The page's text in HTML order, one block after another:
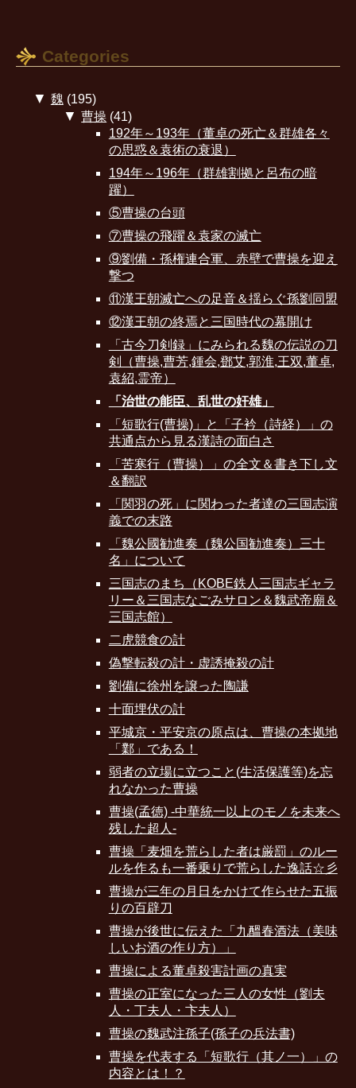
Categories
▼ 魏 (195)
▼ 曹操 (41)
192年～193年（董卓の死亡＆群雄各々
の思惑＆袁術の衰退）
194年～196年（群雄割拠と呂布の暗
躍）
⑤曹操の台頭
⑦曹操の飛躍＆袁家の滅亡
⑨劉備・孫権連合軍、赤壁で曹操を迎え
撃つ
⑪漢王朝滅亡への足音＆揺らぐ孫劉同盟
⑫漢王朝の終焉と三国時代の幕開け
「古今刀剣録」にみられる魏の伝説の刀
剣（曹操,曹芳,鍾会,鄧艾,郭淮,王双,董卓,
袁紹,霊帝）
「治世の能臣、乱世の奸雄」
「短歌行(曹操)」と「子衿（詩経）」の
共通点から見る漢詩の面白さ
「苦寒行（曹操）」の全文＆書き下し文
＆翻訳
「関羽の死」に関わった者達の三国志演
義での末路
「魏公國勧進奏（魏公国勧進奏）三十
名」について
三国志のまち（KOBE鉄人三国志ギャラ
リー＆三国志なごみサロン＆魏武帝廟＆
三国志館）
二虎競食の計
偽撃転殺の計・虚誘掩殺の計
劉備に徐州を譲った陶謙
十面埋伏の計
平城京・平安京の原点は、曹操の本拠地
「鄴」である！
弱者の立場に立つこと(生活保護等)を忘
れなかった曹操
曹操(孟徳) -中華統一以上のモノを未来へ
残した超人-
曹操「麦畑を荒らした者は厳罰」のルー
ルを作るも一番乗りで荒らした逸話☆彡
曹操が三年の月日をかけて作らせた五振
りの百辟刀
曹操が後世に伝えた「九醞春酒法（美味
しいお酒の作り方）」
曹操による董卓殺害計画の真実
曹操の正室になった三人の女性（劉夫
人・丁夫人・卞夫人）
曹操の魏武注孫子(孫子の兵法書)
曹操を代表する「短歌行（其ノ一）」の
内容とは！？